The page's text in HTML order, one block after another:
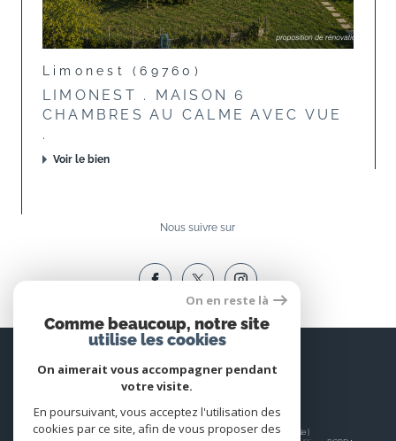
Limonest (69760)
LIMONEST . MAISON 6
CHAMBRES AU CALME AVEC VUE
.
Voir le bien
Nous suivre sur
Espace
PROPRIÉTAIRE
Se connecter
© 2026 | Tous droits réservés | Traduction powered by Google |
On en reste là
Comme beaucoup, notre site
utilise les cookies
On aimerait vous accompagner pendant
votre visite.
En poursuivant, vous acceptez l'utilisation des
cookies par ce site, afin de vous proposer des